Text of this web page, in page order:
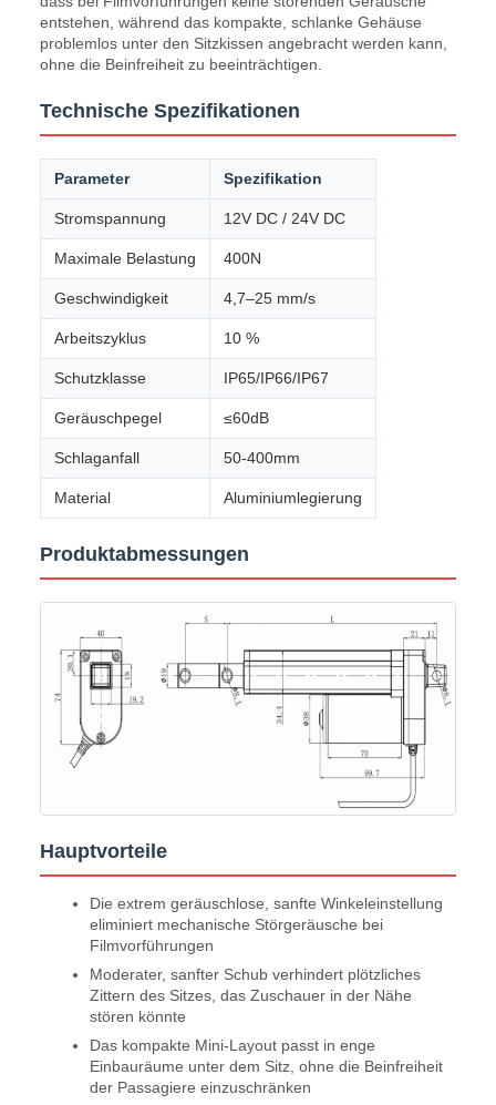
entstehen, während das kompakte, schlanke Gehäuse
problemlos unter den Sitzkissen angebracht werden kann,
ohne die Beinfreiheit zu beeinträchtigen.
Technische Spezifikationen
Parameter Spezifikation
Stromspannung 12V DC / 24V DC
Maximale Belastung 400N
Geschwindigkeit 4,7–25 mm/s
Arbeitszyklus 10 %
Schutzklasse IP65/IP66/IP67
Geräuschpegel ≤60dB
Schlaganfall 50-400mm
Material Aluminiumlegierung
Produktabmessungen
Hauptvorteile
Die extrem geräuschlose, sanfte Winkeleinstellung
eliminiert mechanische Störgeräusche bei
Filmvorführungen
Moderater, sanfter Schub verhindert plötzliches
Zittern des Sitzes, das Zuschauer in der Nähe
stören könnte
Das kompakte Mini-Layout passt in enge
Einbauräume unter dem Sitz, ohne die Beinfreiheit
der Passagiere einzuschränken